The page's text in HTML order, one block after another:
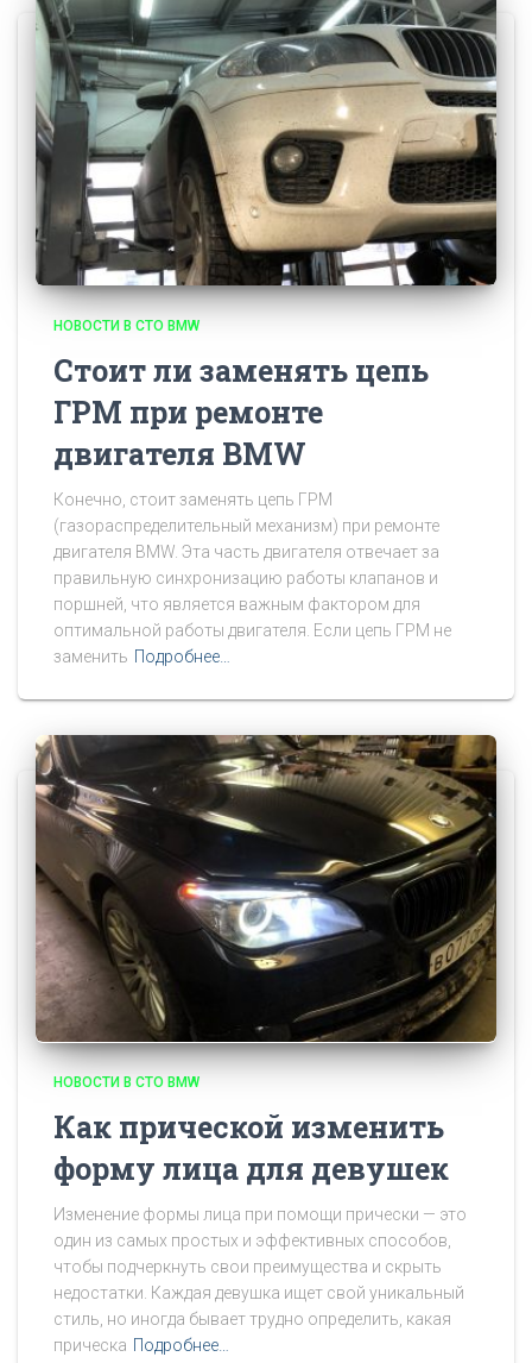
НОВОСТИ В СТО BMW
Стоит ли заменять цепь
ГРМ при ремонте
двигателя BMW
Конечно, стоит заменять цепь ГРМ
(газораспределительный механизм) при ремонте
двигателя BMW. Эта часть двигателя отвечает за
правильную синхронизацию работы клапанов и
поршней, что является важным фактором для
оптимальной работы двигателя. Если цепь ГРМ не
заменить Подробнее…
НОВОСТИ В СТО BMW
Как прической изменить
форму лица для девушек
Изменение формы лица при помощи прически — это
один из самых простых и эффективных способов,
чтобы подчеркнуть свои преимущества и скрыть
недостатки. Каждая девушка ищет свой уникальный
стиль, но иногда бывает трудно определить, какая
прическа Подробнее…